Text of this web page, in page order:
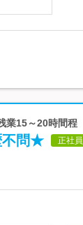
業15～20時間程
不問★ 正社員